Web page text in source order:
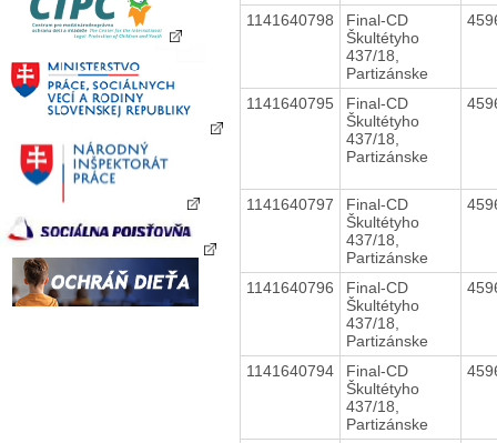
1141640798
Final-CD
Škultétyho
437/18,
Partizánske
1141640795
Final-CD
Škultétyho
437/18,
Partizánske
1141640797
Final-CD
Škultétyho
437/18,
Partizánske
1141640796
Final-CD
Škultétyho
437/18,
Partizánske
1141640794
Final-CD
Škultétyho
437/18,
Partizánske